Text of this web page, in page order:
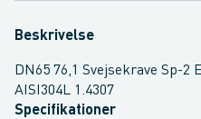
Beskrivelse
DN65 76,1 Svejsekrave Sp-2
AISI304L 1.4307
Specifikationer